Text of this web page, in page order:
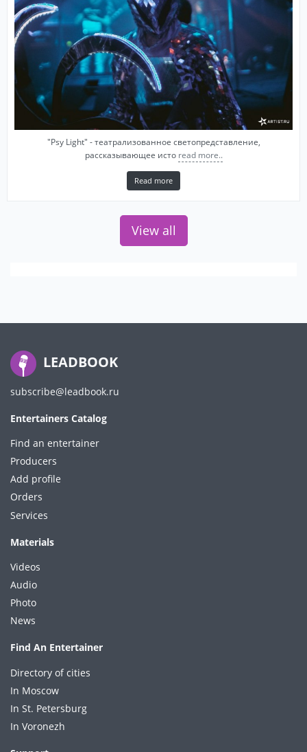
"Psy Light" - театрализованное светопредставление,
рассказывающее исто read more..
Read more
View all
LEADBOOK
subscribe@leadbook.ru
Entertainers Catalog
Find an entertainer
Producers
Add profile
Orders
Services
Materials
Videos
Audio
Photo
News
Find An Entertainer
Directory of cities
In Moscow
In St. Petersburg
In Voronezh